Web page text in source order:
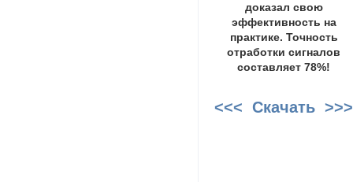
доказал свою
эффективность на
практике. Точность
отработки сигналов
составляет 78%!
<<< Скачать >>>